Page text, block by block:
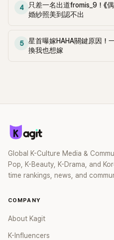
4
只差一名出道fromis_9！《
婚紗照美到認不出
5
星首曝嫁HAHA關鍵原因！
換我也想嫁
Global K-Culture Media &
Pop, K-Beauty, K-Drama, and
time rankings, news, and
COMPANY
About Kagit
K-Influencers